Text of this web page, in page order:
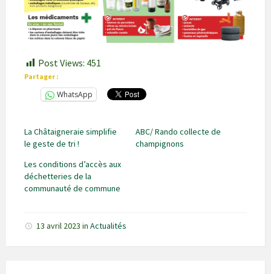
Post Views: 451
Partager :
WhatsApp
La Châtaigneraie simplifie
le geste de tri !
ABC/ Rando collecte de
champignons
Les conditions d’accès aux
déchetteries de la
communauté de commune
13 avril 2023 in Actualités